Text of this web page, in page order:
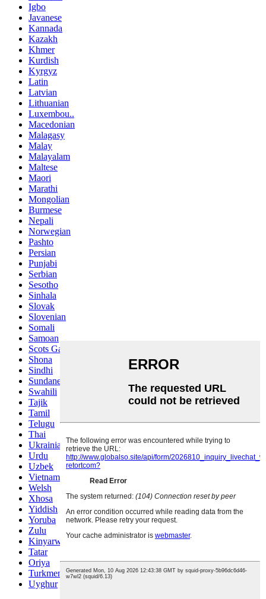
Igbo
Javanese
Kannada
Kazakh
Khmer
Kurdish
Kyrgyz
Latin
Latvian
Lithuanian
Luxembou..
Macedonian
Malagasy
Malay
Malayalam
Maltese
Maori
Marathi
Mongolian
Burmese
Nepali
Norwegian
Pashto
Persian
Punjabi
Serbian
Sesotho
Sinhala
Slovak
Slovenian
Somali
Samoan
Scots Gaelic
Shona
Sindhi
Sundanese
Swahili
Tajik
Tamil
Telugu
Thai
Ukrainian
Urdu
Uzbek
Vietnamese
Welsh
Xhosa
Yiddish
Yoruba
Zulu
Kinyarwanda
Tatar
Oriya
Turkmen
Uyghur